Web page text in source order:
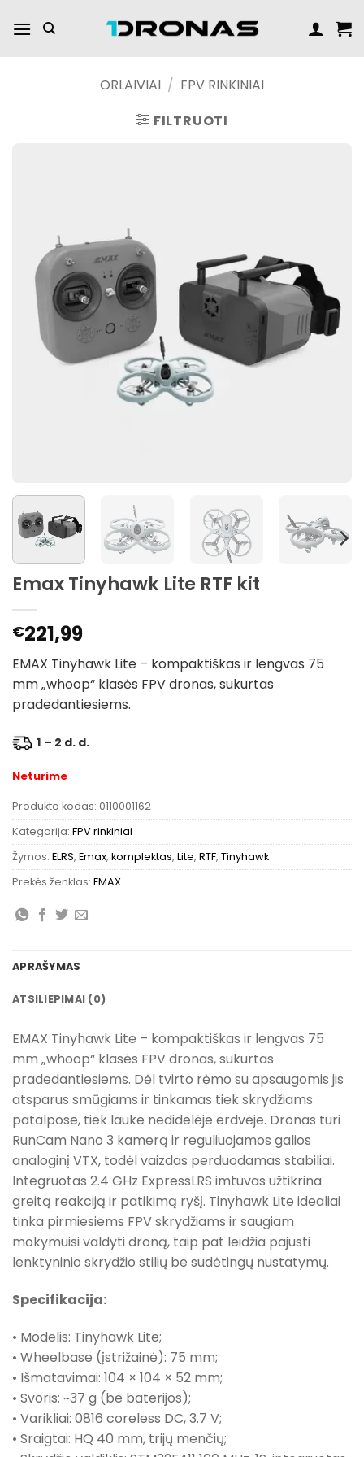
turinį
ORLAIVIAI / FPV RINKINIAI
FILTRUOTI
Emax Tinyhawk Lite RTF kit
€221,99
EMAX Tinyhawk Lite – kompaktiškas ir lengvas 75
mm „whoop“ klasės FPV dronas, sukurtas
pradedantiesiems.
1 – 2 d. d.
Neturime
Produkto kodas: 0110001162
Kategorija: FPV rinkiniai
Žymos: ELRS, Emax, komplektas, Lite, RTF, Tinyhawk
Prekės ženklas: EMAX
APRAŠYMAS
ATSILIEPIMAI (0)
EMAX Tinyhawk Lite – kompaktiškas ir lengvas 75
mm „whoop“ klasės FPV dronas, sukurtas
pradedantiesiems. Dėl tvirto rėmo su apsaugomis jis
atsparus smūgiams ir tinkamas tiek skrydžiams
patalpose, tiek lauke nedidelėje erdvėje. Dronas turi
RunCam Nano 3 kamerą ir reguliuojamos galios
analoginį VTX, todėl vaizdas perduodamas stabiliai.
Integruotas 2.4 GHz ExpressLRS imtuvas užtikrina
greitą reakciją ir patikimą ryšį. Tinyhawk Lite idealiai
tinka pirmiesiems FPV skrydžiams ir saugiam
mokymuisi valdyti droną, taip pat leidžia pajusti
lenktyninio skrydžio stilių be sudėtingų nustatymų.
Specifikacija:
• Modelis: Tinyhawk Lite;
• Wheelbase (įstrižainė): 75 mm;
• Išmatavimai: 104 × 104 × 52 mm;
• Svoris: ~37 g (be baterijos);
• Varikliai: 0816 coreless DC, 3.7 V;
• Sraigtai: HQ 40 mm, trijų menčių;